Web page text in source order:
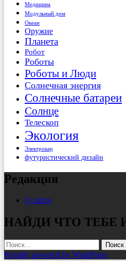
Медицина
Модульный дом
Океан
Оружие
Планета
Робот
Роботы
Роботы и Люди
Солнечная энергия
Солнечные батареи
Солнце
Телескоп
Экология
Электрокар
футуристический дизайн
Редакция
О сайте
НАЙДИ ЧТО ТЕБЕ
Найти:
Proudly powered by WordPress